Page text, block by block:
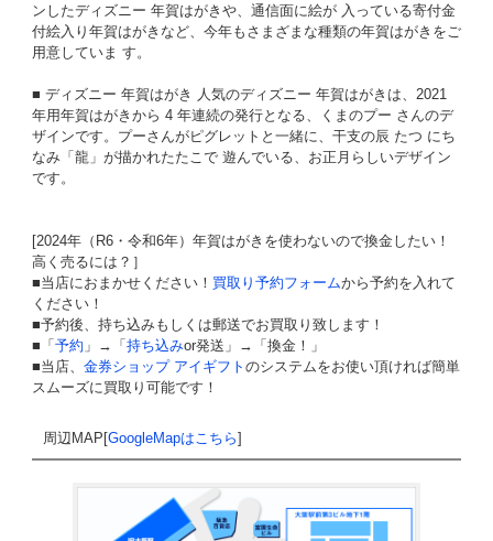
ンしたディズニー 年賀はがきや、通信面に絵が 入っている寄付金
付絵入り年賀はがきなど、今年もさまざまな種類の年賀はがきをご
用意していま す。
■ ディズニー 年賀はがき 人気のディズニー 年賀はがきは、2021
年用年賀はがきから 4 年連続の発行となる、くまのプー さんのデ
ザインです。プーさんがピグレットと一緒に、干支の辰 たつ にち
なみ「龍」が描かれたたこで 遊んでいる、お正月らしいデザイン
です。
[2024年（R6・令和6年）年賀はがきを使わないので換金したい！
高く売るには？］
■当店におまかせください！ 買取り予約フォームから予約を入れて
ください！
■予約後、持ち込みもしくは郵送でお買取り致します！
■「予約 」→「持ち込みor発送」→「換金！」
■当店、 金券ショップ アイギフト のシステムをお使い頂ければ簡単
スムーズに買取り可能です！
周辺MAP[GoogleMapはこちら]